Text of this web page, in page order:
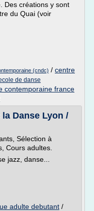
Des créations y sont
du Quai (voir
(cndc) / centre
de danse
contemporaine france
Danse Lyon /
Sélection à
Cours adultes.
jazz, danse...
adulte debutant /